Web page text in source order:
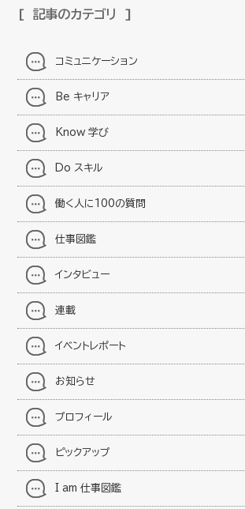
記事のカテゴリ
コミュニケーション
Be キャリア
Know 学び
Do スキル
働く人に100の質問
仕事図鑑
インタビュー
連載
イベントレポート
お知らせ
プロフィール
ピックアップ
I am 仕事図鑑